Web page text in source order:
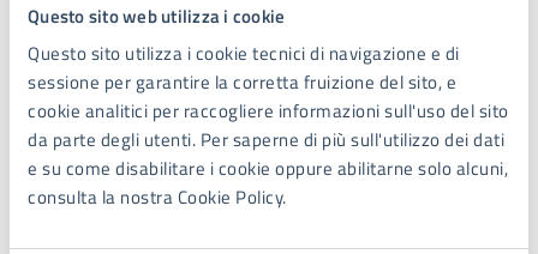
Questo sito web utilizza i cookie
Questo sito utilizza i cookie tecnici di navigazione e di
sessione per garantire la corretta fruizione del sito, e
cookie analitici per raccogliere informazioni sull'uso del sito
da parte degli utenti. Per saperne di più sull'utilizzo dei dati
e su come disabilitare i cookie oppure abilitarne solo alcuni,
consulta la nostra Cookie Policy.
accertamenti eseguiti e la durata del procedimento) è
rilasciata all’interessato contestualmente alla
presentazione dell’istanza allo sportello, ovvero
successivamente con altro mezzo.
Entro i 2 giorni lavorativi successivi all’istanza, il
comune dispone la registrazione della nuova residenza,
con decorrenza dalla data di presentazione della